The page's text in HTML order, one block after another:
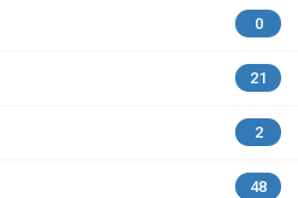
0
21
2
48